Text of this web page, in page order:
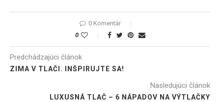
0 Komentár
0
Predchádzajúci článok
ZIMA V TLAČI. INŠPIRUJTE SA!
Nasledujúci článok
LUXUSNÁ TLAČ – 6 NÁPADOV NA VÝTLAČKY